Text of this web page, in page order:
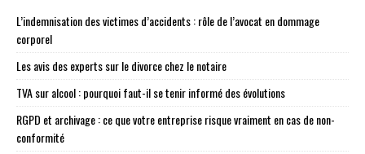
L’indemnisation des victimes d’accidents : rôle de l’avocat en dommage
corporel
Les avis des experts sur le divorce chez le notaire
TVA sur alcool : pourquoi faut-il se tenir informé des évolutions
RGPD et archivage : ce que votre entreprise risque vraiment en cas de non-
conformité